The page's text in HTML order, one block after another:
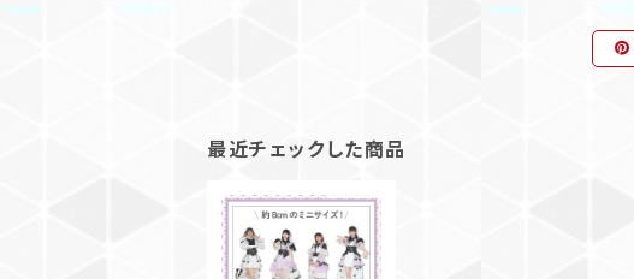
最近チェックした商品